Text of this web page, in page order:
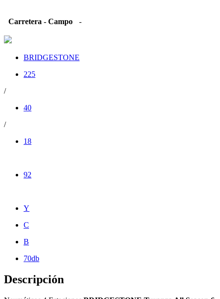
Carretera - Campo -
BRIDGESTONE
225
/
40
/
18
92
Y
C
B
70db
Descripción